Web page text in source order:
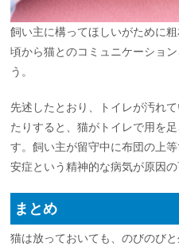
飼い主に構ってほしいがために
頃から猫とのコミュニケーショ
う。
先述したとおり、トイレが汚れ
たりすると、猫がトイレで用を
す。飼い主が留守中に布団の上
安症という精神的な病気が原因の
まとめ
猫は放っておいても、のびのび